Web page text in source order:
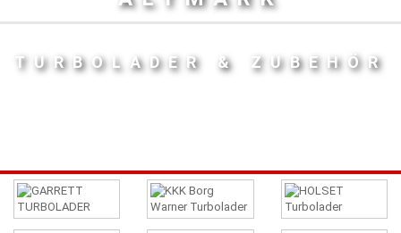
TURBOLADER & ZUBEHÖR